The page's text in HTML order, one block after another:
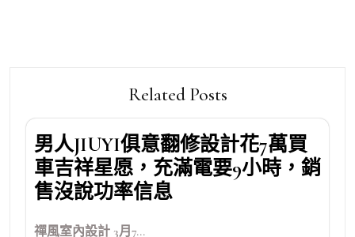
Related Posts
男人JIUYI俱意翻修設計花7萬買
車吉祥星愿，充滿電要9小時，銷
售沒說功率信息
禪風室內設計 3月7...